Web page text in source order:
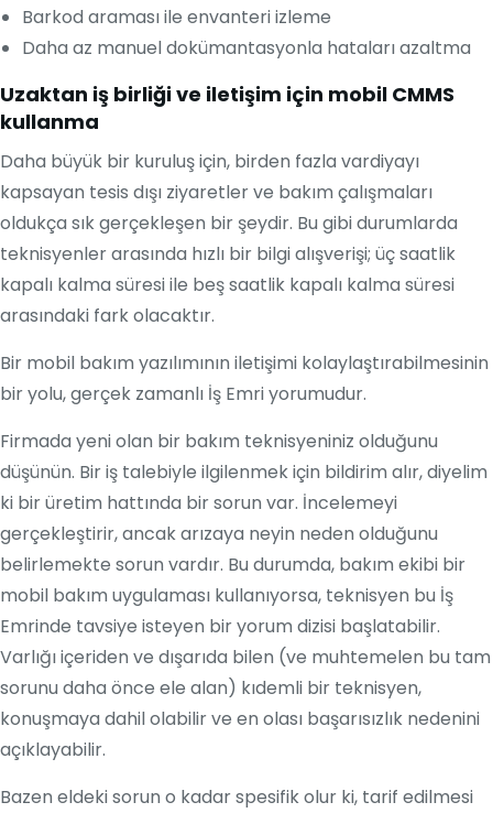
Barkod araması ile envanteri izleme
Daha az manuel dokümantasyonla hataları azaltma
Uzaktan iş birliği ve iletişim için mobil CMMS
kullanma
Daha büyük bir kuruluş için, birden fazla vardiyayı
kapsayan tesis dışı ziyaretler ve bakım çalışmaları
oldukça sık gerçekleşen bir şeydir. Bu gibi durumlarda
teknisyenler arasında hızlı bir bilgi alışverişi; üç saatlik
kapalı kalma süresi ile beş saatlik kapalı kalma süresi
arasındaki fark olacaktır.
Bir mobil bakım yazılımının iletişimi kolaylaştırabilmesinin
bir yolu, gerçek zamanlı İş Emri yorumudur.
Firmada yeni olan bir bakım teknisyeniniz olduğunu
düşünün. Bir iş talebiyle ilgilenmek için bildirim alır, diyelim
ki bir üretim hattında bir sorun var. İncelemeyi
gerçekleştirir, ancak arızaya neyin neden olduğunu
belirlemekte sorun vardır. Bu durumda, bakım ekibi bir
mobil bakım uygulaması kullanıyorsa, teknisyen bu İş
Emrinde tavsiye isteyen bir yorum dizisi başlatabilir.
Varlığı içeriden ve dışarıda bilen (ve muhtemelen bu tam
sorunu daha önce ele alan) kıdemli bir teknisyen,
konuşmaya dahil olabilir ve en olası başarısızlık nedenini
açıklayabilir.
Bazen eldeki sorun o kadar spesifik olur ki, tarif edilmesi